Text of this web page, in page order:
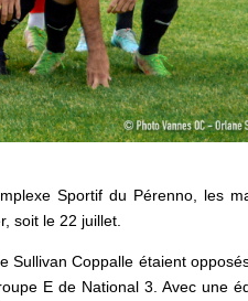
Sportif du Pérenno, les
soit le 22 juillet.
Sullivan Coppalle étaient
E de National 3. Avec une